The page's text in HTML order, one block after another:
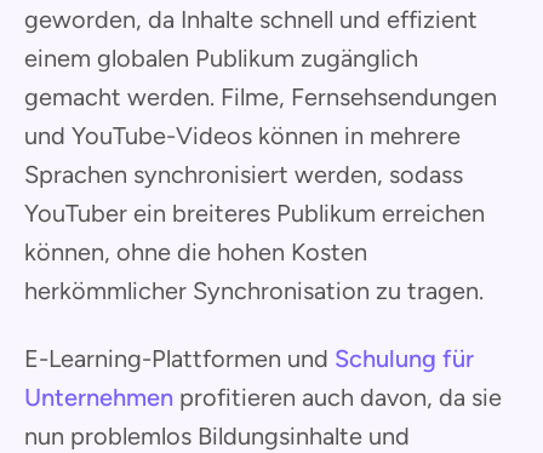
geworden, da Inhalte schnell und effizient
einem globalen Publikum zugänglich
gemacht werden. Filme, Fernsehsendungen
und YouTube-Videos können in mehrere
Sprachen synchronisiert werden, sodass
YouTuber ein breiteres Publikum erreichen
können, ohne die hohen Kosten
herkömmlicher Synchronisation zu tragen.
E-Learning-Plattformen und Schulung für
Unternehmen profitieren auch davon, da sie
nun problemlos Bildungsinhalte und